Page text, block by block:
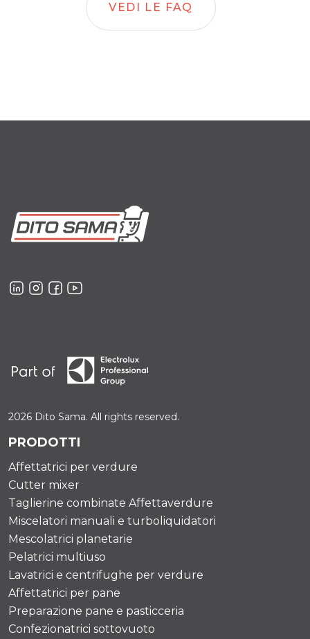
VEDI LE FAQ
2026 Dito Sama. All rights reserved.
PRODOTTI
Affettatrici per verdure
Cutter mixer
Taglierine combinate Affettaverdure
Miscelatori manuali e turboliquidatori
Mescolatrici planetarie
Pelatrici multiuso
Lavatrici e centrifughe per verdure
Affettatrici per pane
Preparazione pane e pasticceria
Confezionatrici sottovuoto